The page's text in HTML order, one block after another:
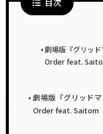
目次
劇場版『グリッ
Order feat.
劇場版『グリッド
Order feat. Saitom